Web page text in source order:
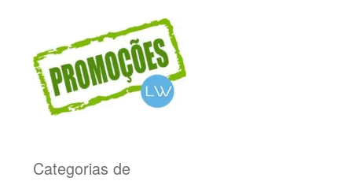
Categorias de